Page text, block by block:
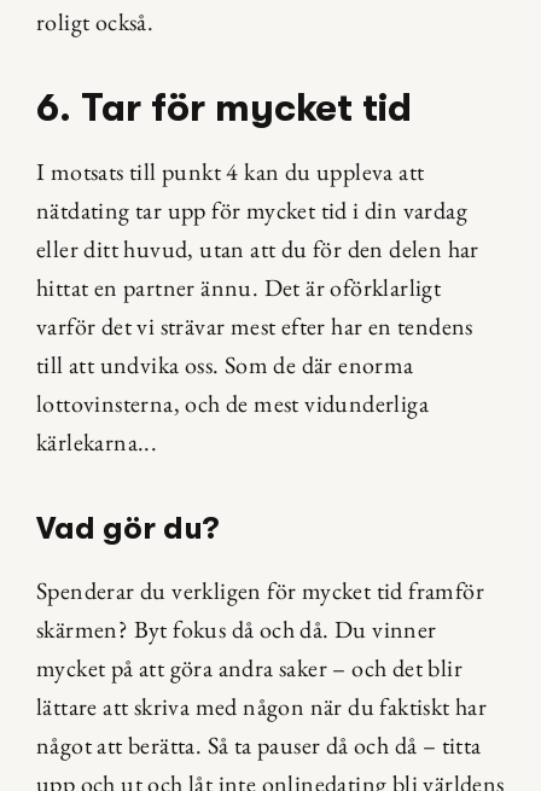
roligt också.
6. Tar för mycket tid
I motsats till punkt 4 kan du uppleva att
nätdating tar upp för mycket tid i din vardag
eller ditt huvud, utan att du för den delen har
hittat en partner ännu. Det är oförklarligt
varför det vi strävar mest efter har en tendens
till att undvika oss. Som de där enorma
lottovinsterna, och de mest vidunderliga
kärlekarna...
Vad gör du?
Spenderar du verkligen för mycket tid framför
skärmen? Byt fokus då och då. Du vinner
mycket på att göra andra saker – och det blir
lättare att skriva med någon när du faktiskt har
något att berätta. Så ta pauser då och då – titta
upp och ut och låt inte onlinedating bli världens